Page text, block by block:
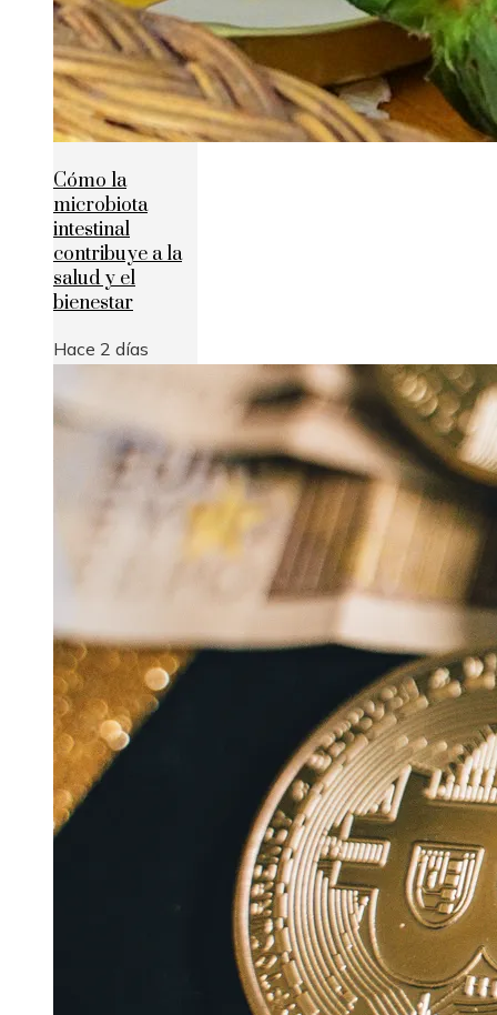
Cómo la
microbiota
intestinal
contribuye a la
salud y el
bienestar
Hace 2 días